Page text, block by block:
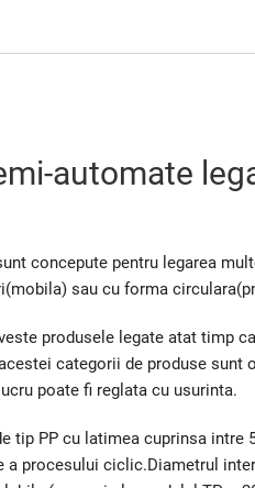
automate
concepute pentru legarea
sau cu forma
produsele legate atat timp
categorii de produse sunt
poate fi reglata cu usurinta.
tip PP cu latimea cuprinsa
procesului ciclic.Diametrul